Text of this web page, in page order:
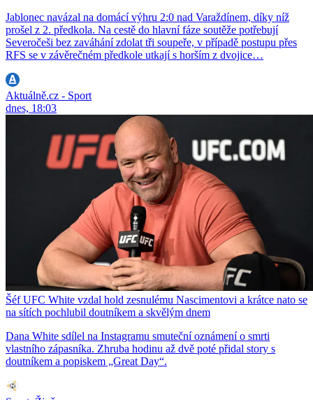
Jablonec navázal na domácí výhru 2:0 nad Varaždínem, díky níž
prošel z 2. předkola. Na cestě do hlavní fáze soutěže potřebují
Severočeši bez zaváhání zdolat tři soupeře, v případě postupu přes
RFS se v závěrečném předkole utkají s horším z dvojice…
Aktuálně.cz - Sport
dnes, 18:03
Šéf UFC White vzdal hold zesnulému Nascimentovi a krátce nato se
na sítích pochlubil doutníkem a skvělým dnem
Dana White sdílel na Instagramu smuteční oznámení o smrti
vlastního zápasníka. Zhruba hodinu až dvě poté přidal story s
doutníkem a popiskem „Great Day“.